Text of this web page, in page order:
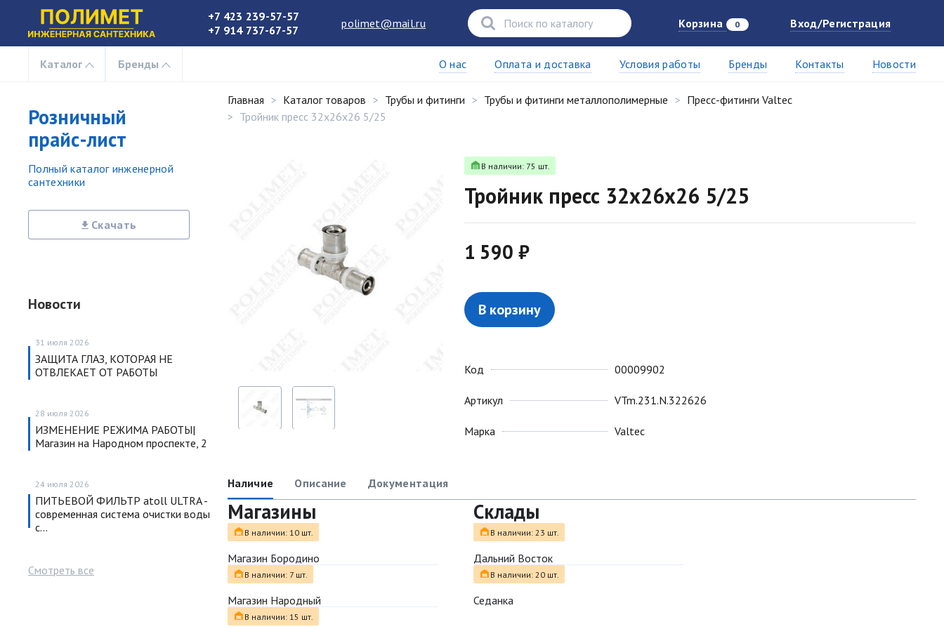
+7 423 239-57-57
+7 914 737-67-57
polimet@mail.ru Корзина 0 Вход/Регистрация
Каталог Бренды О нас Оплата и доставка Условия работы Бренды Контакты Новости
Розничный
прайс-лист
Полный каталог инженерной
сантехники
Скачать
Новости
31 июля 2026
ЗАЩИТА ГЛАЗ, КОТОРАЯ НЕ
ОТВЛЕКАЕТ ОТ РАБОТЫ
28 июля 2026
ИЗМЕНЕНИЕ РЕЖИМА РАБОТЫ|
Магазин на Народном проспекте, 2
24 июля 2026
ПИТЬЕВОЙ ФИЛЬТР atoll ULTRA -
современная система очистки воды
с…
Смотреть все
Главная Каталог товаров Трубы и фитинги Трубы и фитинги металлополимерные
Пресс-фитинги Valtec
Тройник пресс 32х26х26 5/25
В наличии: 75 шт.
Тройник пресс 32х26х26 5/25
1 590 ₽
В корзину
Код
Артикул
Марка
00009902
VTm.231.N.322626
Valtec
Наличие Описание Документация
Магазины
В наличии: 10 шт.
Магазин Бородино
В наличии: 7 шт.
Магазин Народный
В наличии: 15 шт.
Склады
В наличии: 23 шт.
Дальний Восток
В наличии: 20 шт.
Седанка